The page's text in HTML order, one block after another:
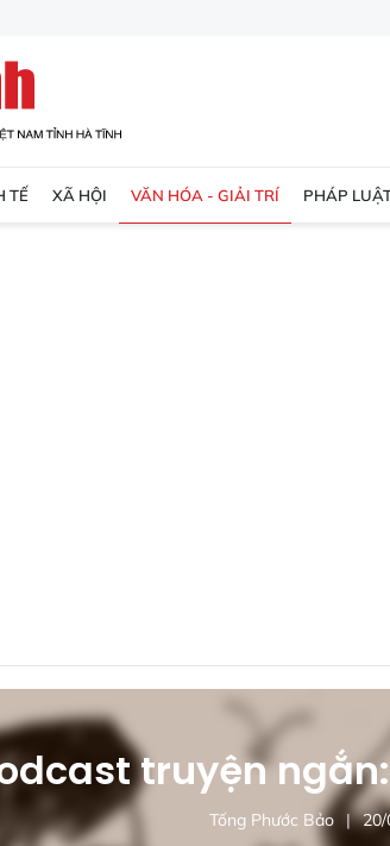
TẾ XÃ HỘI VĂN HÓA - GIẢI TRÍ PHÁP
truyện
Tống Phước Bảo 20/